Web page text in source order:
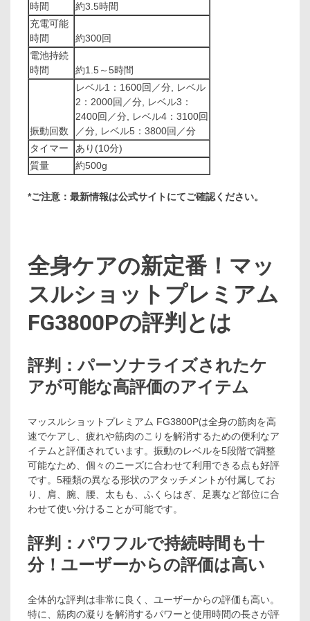
時間
約3.5時間
充電可能
時間
約300回
電池持続
時間
約1.5～5時間
振動回数
レベル1：1600回／分, レベル
2：2000回／分, レベル3：
2400回／分, レベル4：3100回
／分, レベル5：3800回／分
タイマー
あり(10分)
質量
約500g
*ご注意：最新情報は公式サイトにてご確認ください。
全身ケアの新定番！マッ
スルショットプレミアム
FG3800Pの評判とは
評判：パーソナライズされたケ
アが可能な高評価のアイテム
マッスルショットプレミアム FG3800Pは全身の筋肉を高
速でケアし、疲れや筋肉のこりを解消するための便利なア
イテムと評価されています。振動のレベルを5段階で調整
可能なため、個々のニーズに合わせて利用できる点も好評
です。5種類の異なる形状のアタッチメントが付属してお
り、肩、腕、腰、太もも、ふくらはぎ、足裏など部位に合
わせて使い分けることが可能です。
評判：パワフルで持続時間も十
分！ユーザーからの評価は高い
全体的な評判は非常に良く、ユーザーからの評価も高い。
特に、筋肉の凝りを解消するパワーと使用時間の長さが評